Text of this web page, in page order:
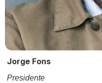
Jorge Fons
Presidente